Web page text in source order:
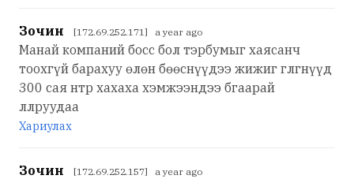
Зочин [172.69.252.171] a year ago
Манай компаний босс бол тэрбумыг хаясанч
тоохгүй барахуу өлөн бөөснүүдээ жижиг глгнүүд
300 сая нтр хахаха хэмжээндээ бгаарай
ллруудаа
Хариулах
Зочин [172.69.252.157] a year ago